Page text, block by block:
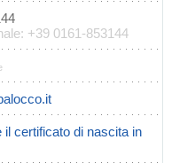
+39 0161-853144
il certificato di nascita in